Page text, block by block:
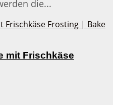
die...
mit Frischkäse